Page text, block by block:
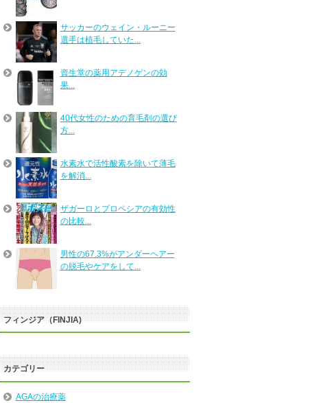
サッカーのウェイン・ルーニー
選手は植毛していた...
資生堂の薬用アデノゲンの効
果...
40代女性のための育毛剤の選び
方...
水素水で活性酸素を除いて薄毛
を解消...
ザガーロとプロペシアの有効性
の比較...
男性の67.3%がアンダーヘアー
の脱毛やケアをして...
フィンジア（FINJIA)
カテゴリー
AGAの治療薬